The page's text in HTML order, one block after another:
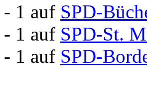
- 1 auf SPD-
- 1 auf SPD-St.
- 1 auf SPD-